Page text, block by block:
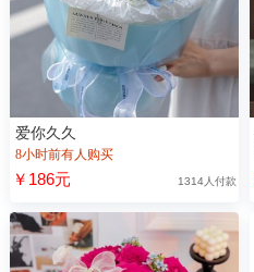
爱你久久
8小时前有人购买
￥186元 1314人付款